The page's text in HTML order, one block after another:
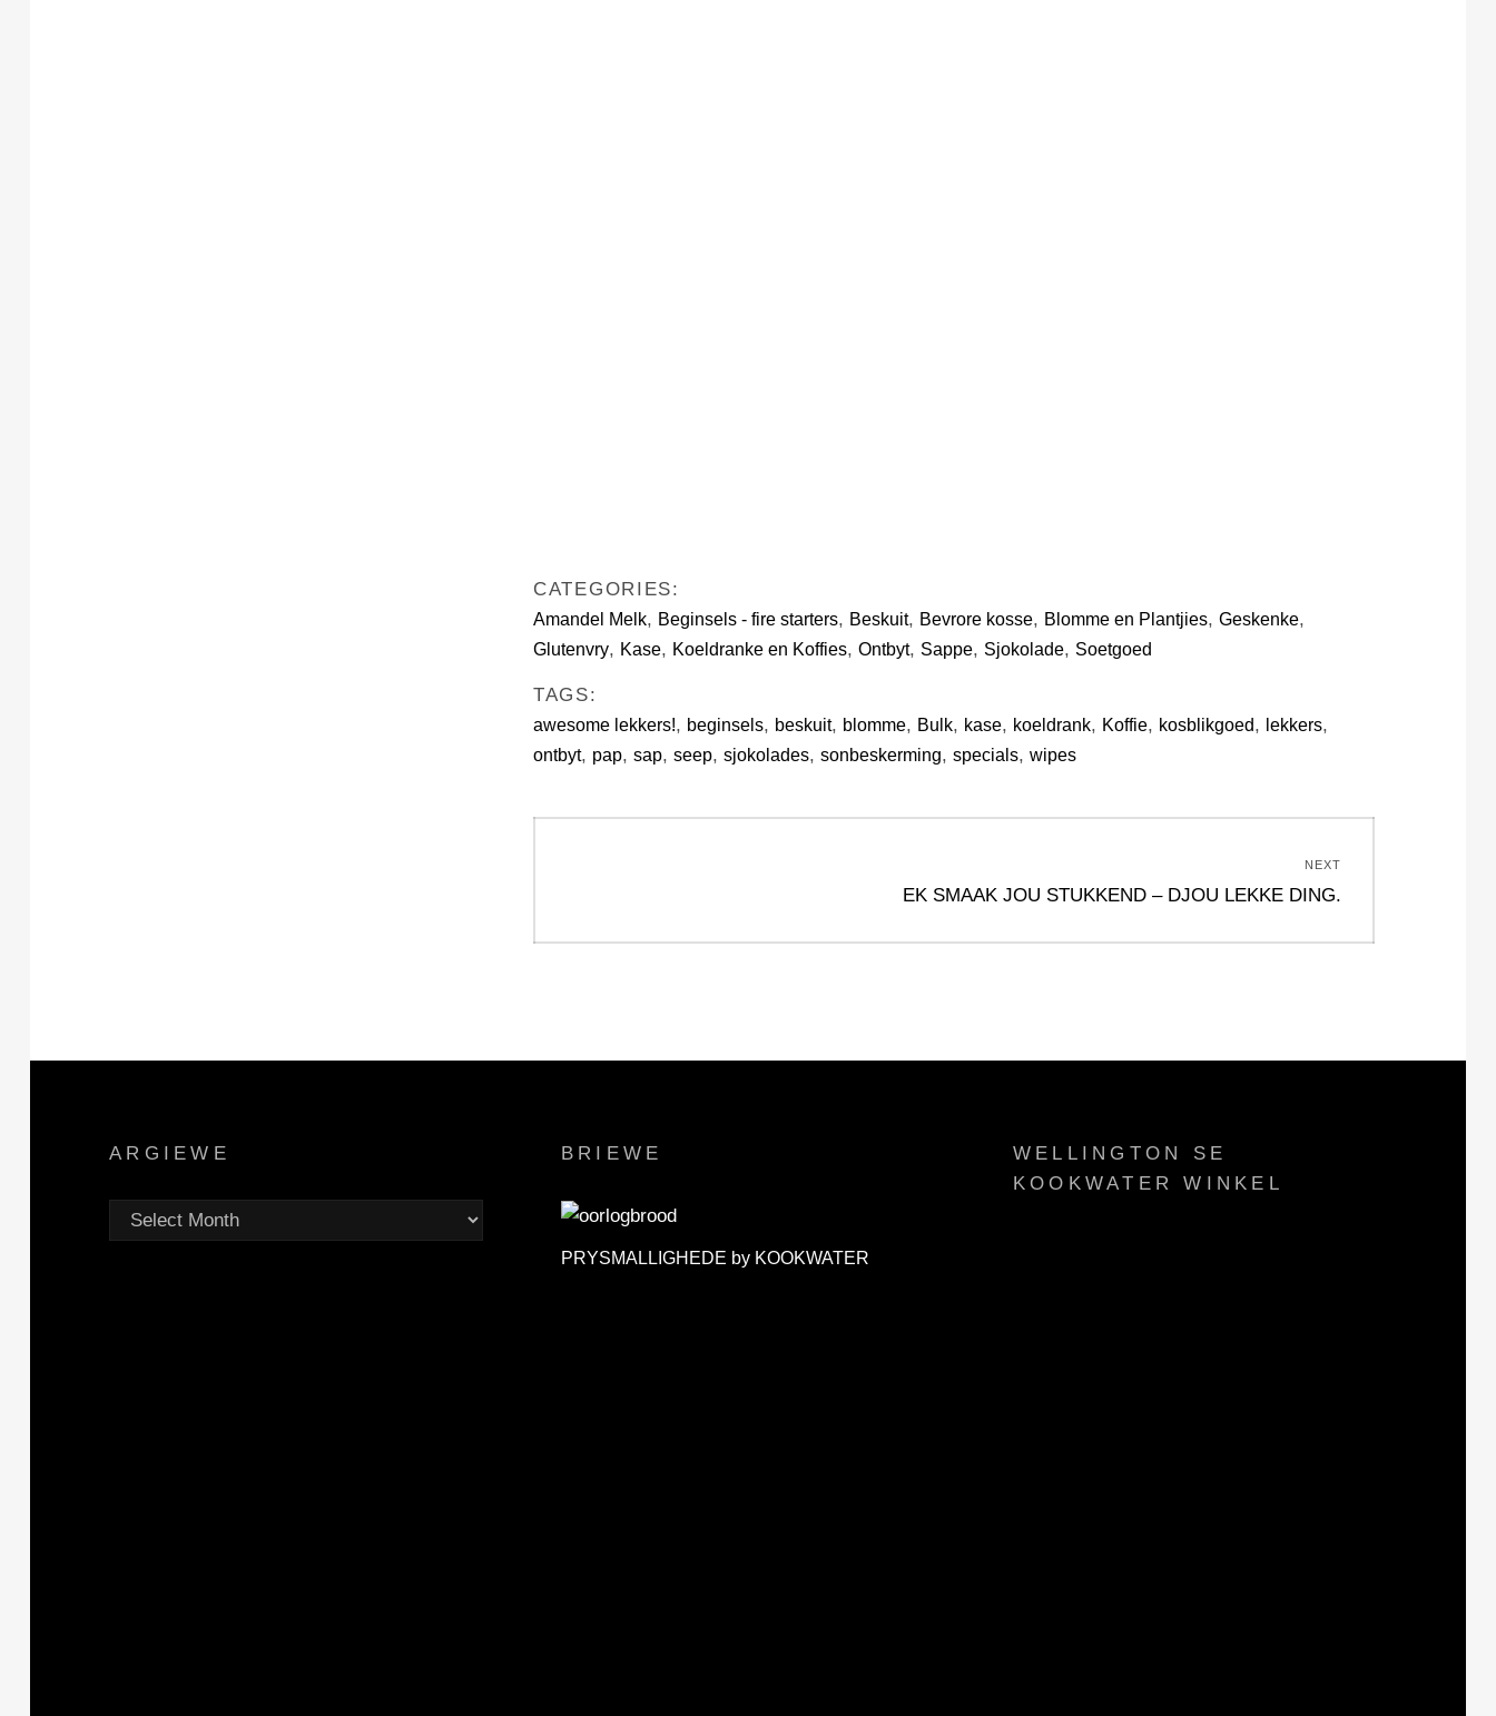
CATEGORIES:
Amandel Melk, Beginsels - fire starters, Beskuit, Bevrore kosse, Blomme en Plantjies, Geskenke,
Glutenvry, Kase, Koeldranke en Koffies, Ontbyt, Sappe, Sjokolade, Soetgoed
TAGS:
awesome lekkers!, beginsels, beskuit, blomme, Bulk, kase, koeldrank, Koffie, kosblikgoed, lekkers,
ontbyt, pap, sap, seep, sjokolades, sonbeskerming, specials, wipes
NEXT
EK SMAAK JOU STUKKEND – DJOU LEKKE DING.
ARGIEWE BRIEWE
PRYSMALLIGHEDE by KOOKWATER
WELLINGTON SE
KOOKWATER WINKEL